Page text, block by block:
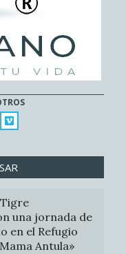
una jornada de
en el Refugio
Antula»